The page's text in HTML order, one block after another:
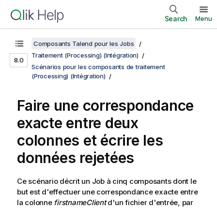
Search Menu
8.0
Composants Talend pour les Jobs
Traitement (Processing) (Intégration)
Scénarios pour les composants de traitement
(Processing) (Intégration)
Faire une correspondance
exacte entre deux
colonnes et écrire les
données rejetées
Ce scénario décrit un Job à cinq composants dont le
but est d'effectuer une correspondance exacte entre
la colonne firstnameClientd'un fichier d'entrée, par